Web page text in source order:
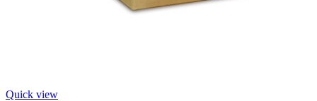
Quick view